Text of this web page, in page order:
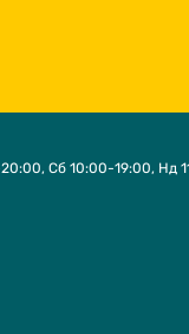
Сб 10:00-19:00, Нд